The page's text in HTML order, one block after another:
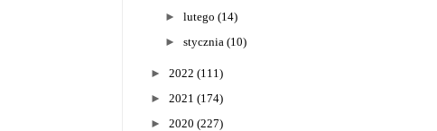
► lutego (14)
► stycznia (10)
► 2022 (111)
► 2021 (174)
► 2020 (227)